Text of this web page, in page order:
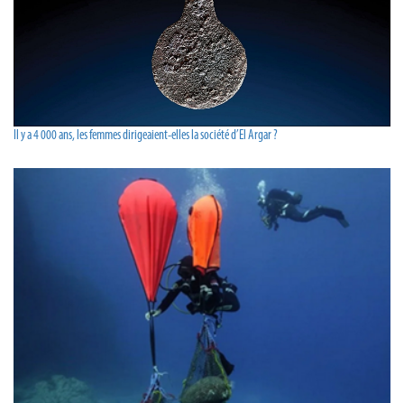
Il y a 4 000 ans, les femmes dirigeaient-elles la société d’El Argar ?